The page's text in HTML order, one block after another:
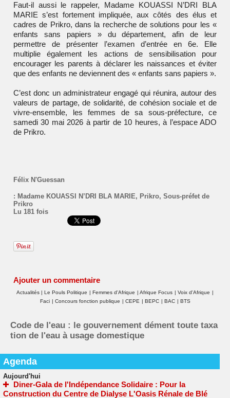
Faut-il aussi le rappeler, Madame KOUASSI N’DRI BLA
MARIE s’est fortement impliquée, aux côtés des élus et
cadres de Prikro, dans la recherche de solutions pour les «
enfants sans papiers » du département, afin de leur
permettre de présenter l’examen d’entrée en 6e. Elle
multiplie également les actions de sensibilisation pour
encourager les parents à déclarer les naissances et éviter
que des enfants ne deviennent des « enfants sans papiers ».
C’est donc un administrateur engagé qui réunira, autour des
valeurs de partage, de solidarité, de cohésion sociale et de
vivre-ensemble, les femmes de sa sous-préfecture, ce
samedi 30 mai 2026 à partir de 10 heures, à l’espace ADO
de Prikro.
Félix N'Guessan
: Madame KOUASSI N’DRI BLA MARIE, Prikro, Sous-préfet de
Prikro
Lu 181 fois
Ajouter un commentaire
Actualités | Le Pouls Politique | Femmes d'Afrique | Afrique Focus | Voix d'Afrique |
Faci | Concours fonction publique | CEPE | BEPC | BAC | BTS
Code de l'eau : le gouvernement dément toute taxa
tion de l'eau à usage domestique
Agenda
Aujourd'hui
Diner-Gala de l'Indépendance Solidaire : Pour la
Construction du Centre de Dialyse L'Oasis Rénale de Blé